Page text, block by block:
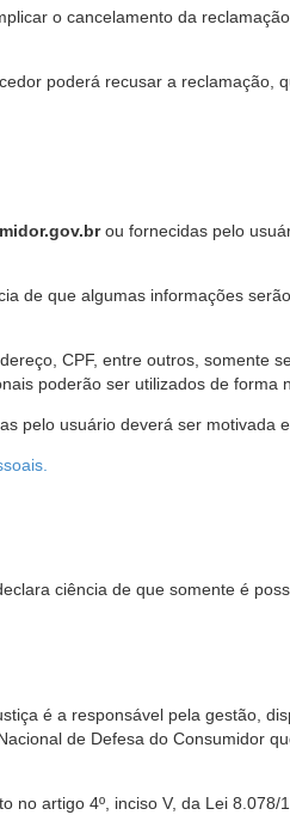
o cancelamento da
poderá recusar a reclamação,
ou fornecidas pelo
de que algumas informações
CPF, entre outros, somente
poderão ser utilizados de forma
pelo usuário deverá ser motivada
ciência de que somente é
é a responsável pela gestão,
de Defesa do Consumidor
artigo 4º, inciso V, da Lei